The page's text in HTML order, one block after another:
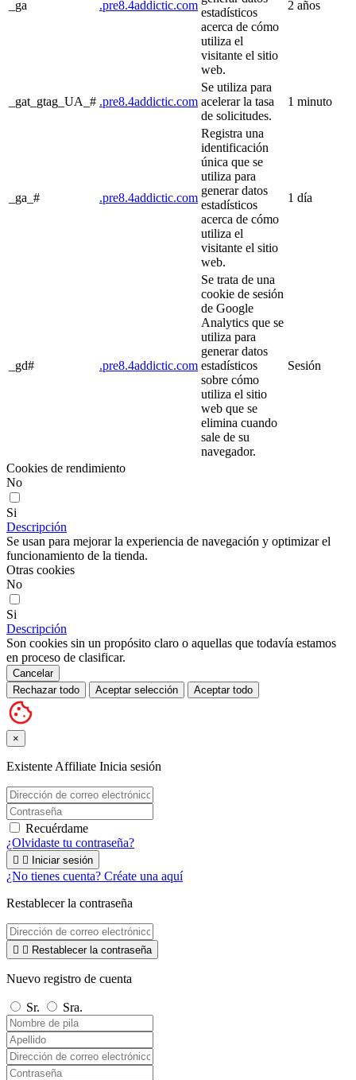
_ga .pre8.4addictic.com
estadísticos
acerca de cómo
utiliza el
visitante el sitio
web.
2 años
_gat_gtag_UA_# .pre8.4addictic.com
Se utiliza para
acelerar la tasa
de solicitudes.
1 minuto
_ga_# .pre8.4addictic.com
Registra una
identificación
única que se
utiliza para
generar datos
estadísticos
acerca de cómo
utiliza el
visitante el sitio
web.
1 día
_gd# .pre8.4addictic.com
Se trata de una
cookie de sesión
de Google
Analytics que se
utiliza para
generar datos
estadísticos
sobre cómo
utiliza el sitio
web que se
elimina cuando
sale de su
navegador.
Sesión
Cookies de rendimiento
No
Si
Descripción
Se usan para mejorar la experiencia de navegación y optimizar el
funcionamiento de la tienda.
Otras cookies
No
Si
Descripción
Son cookies sin un propósito claro o aquellas que todavía estamos
en proceso de clasificar.
Cancelar
Rechazar todo
Aceptar selección Aceptar todo
×
Existente Affiliate Inicia sesión
Recuérdame
¿Olvidaste tu contraseña?
  Iniciar sesión
¿No tienes cuenta? Créate una aquí
Restablecer la contraseña
  Restablecer la contraseña
Nuevo registro de cuenta
Sr. Sra.